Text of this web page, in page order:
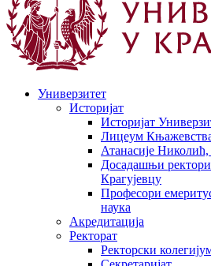
Универзитет
Историјат
Историјат
Лицеум
Атанасије
Досадашњи
Крагујевцу
Професори
наука
Акредитација
Ректорат
Ректорски